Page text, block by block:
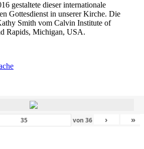
gestaltete dieser internationale
Gottesdienst in unserer Kirche. Die
Smith vom Calvin Institute of
Rapids, Michigan, USA.
von36 › »